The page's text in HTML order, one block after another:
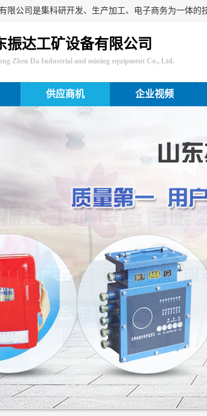
振达工矿设备有限公司
Zhen Da Industrial and mining equipment Co., Ltd.
供应商机 企业视频